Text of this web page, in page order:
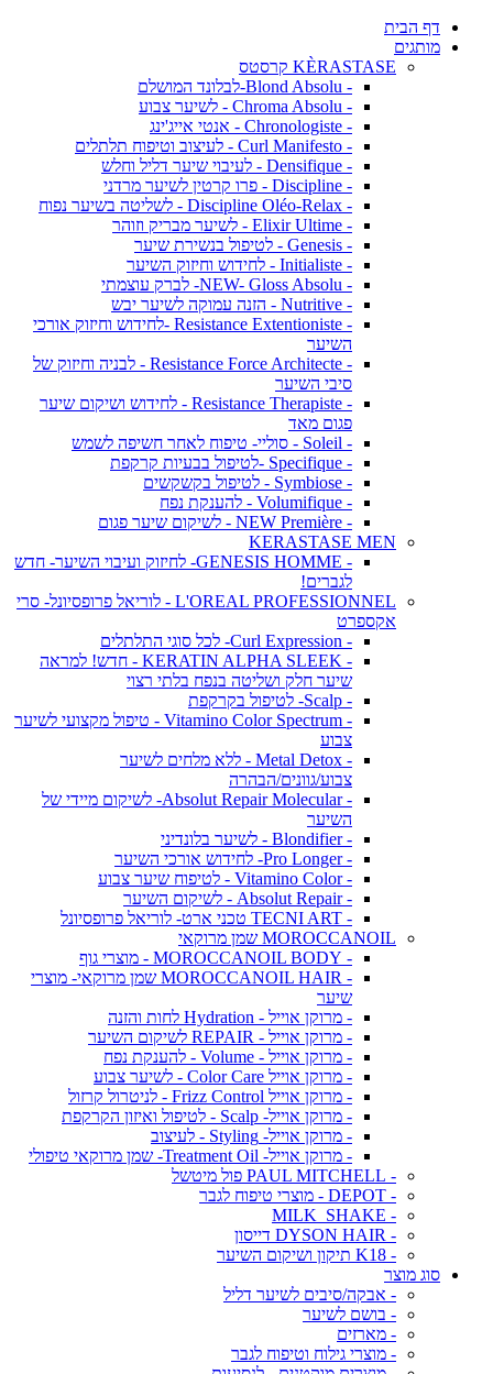
דף הבית
מותגים
KÈRASTASE קרסטס
- Blond Absolu-לבלונד המושלם
- Chroma Absolu - לשיער צבוע
- Chronologiste - אנטי אייג'ינג
- Curl Manifesto - לעיצוב וטיפוח תלתלים
- Densifique - לעיבוי שיער דליל וחלש
- Discipline - פרו קרטין לשיער מרדני
- Discipline Oléo-Relax - לשליטה בשיער נפוח
- Elixir Ultime - לשיער מבריק וזוהר
- Genesis - לטיפול בנשירת שיער
- Initialiste - לחידוש וחיזוק השיער
- NEW- Gloss Absolu- לברק עוצמתי
- Nutritive - הזנה עמוקה לשיער יבש
- Resistance Extentioniste -לחידוש וחיזוק אורכי
השיער
- Resistance Force Architecte - לבניה וחיזוק של
סיבי השיער
- Resistance Therapiste - לחידוש ושיקום שיער
פגום מאד
- Soleil - סוליי- טיפוח לאחר חשיפה לשמש
- Specifique -לטיפול בבעיות קרקפת
- Symbiose - לטיפול בקשקשים
- Volumifique - להענקת נפח
- NEW Première - לשיקום שיער פגום
KERASTASE MEN
- GENESIS HOMME- לחיזוק ועיבוי השיער- חדש
לגברים!
L'OREAL PROFESSIONNEL - לוריאל פרופסיונל- סרי
אקספרט
- Curl Expression- לכל סוגי התלתלים
- KERATIN ALPHA SLEEK - חדש! למראה
שיער חלק ושליטה בנפח בלתי רצוי
- Scalp- לטיפול בקרקפת
- Vitamino Color Spectrum - טיפול מקצועי לשיער
צבוע
- Metal Detox - ללא מלחים לשיער
צבוע/גוונים/הבהרה
- Absolut Repair Molecular- לשיקום מיידי של
השיער
- Blondifier - לשיער בלונדיני
- Pro Longer- לחידוש אורכי השיער
- Vitamino Color - לטיפוח שיער צבוע
- Absolut Repair - לשיקום השיער
- TECNI ART טכני ארט- לוריאל פרופסיונל
MOROCCANOIL שמן מרוקאי
- MOROCCANOIL BODY - מוצרי גוף
- MOROCCANOIL HAIR שמן מרוקאי- מוצרי
שיער
- מרוקן אוייל - Hydration לחות והזנה
- מרוקן אוייל - REPAIR לשיקום השיער
- מרוקן אוייל - Volume - להענקת נפח
- מרוקן אוייל Color Care - לשיער צבוע
- מרוקן אוייל Frizz Control - לניטרול קרזול
- מרוקן אוייל- Scalp - לטיפול ואיזון הקרקפת
- מרוקן אוייל- Styling - לעיצוב
- מרוקן אוייל- Treatment Oil- שמן מרוקאי טיפולי
- PAUL MITCHELL פול מיטשל
- DEPOT - מוצרי טיפוח לגבר
- MILK_SHAKE
- DYSON HAIR דייסון
- K18 תיקון ושיקום השיער
סוג מוצר
- אבקה/סיבים לשיער דליל
- בושם לשיער
- מארזים
- מוצרי גילוח וטיפוח לגבר